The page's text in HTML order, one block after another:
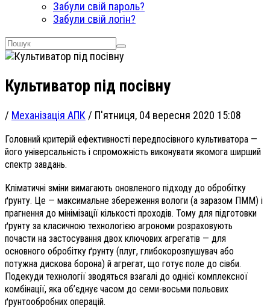
Забули свій пароль?
Забули свій логін?
Культиватор під посівну
/ Механізація АПК / П'ятниця, 04 вересня 2020 15:08
Головний критерій ефективності передпосівного культиватора —
його універсальність і спроможність виконувати якомога ширший
спектр завдань.
Кліматичні зміни вимагають оновленого підходу до обробітку
ґрунту. Це — максимальне збереження вологи (а заразом ПММ) і
прагнення до мінімізації кількості проходів. Тому для підготовки
ґрунту за класичною технологією агрономи розраховують
почасти на застосування двох ключових агрегатів — для
основного обробітку ґрунту (плуг, глибокорозпушувач або
потужна дискова борона) й агрегат, що готує поле до сівби.
Подекуди технології зводяться взагалі до однієї комплексної
комбінації, яка об’єднує часом до семи-восьми польових
ґрунтообробних операцій.